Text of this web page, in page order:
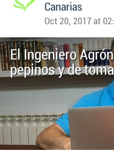
Canarias
Oct 20, 2017 at
El Ingeniero
pepinos y de